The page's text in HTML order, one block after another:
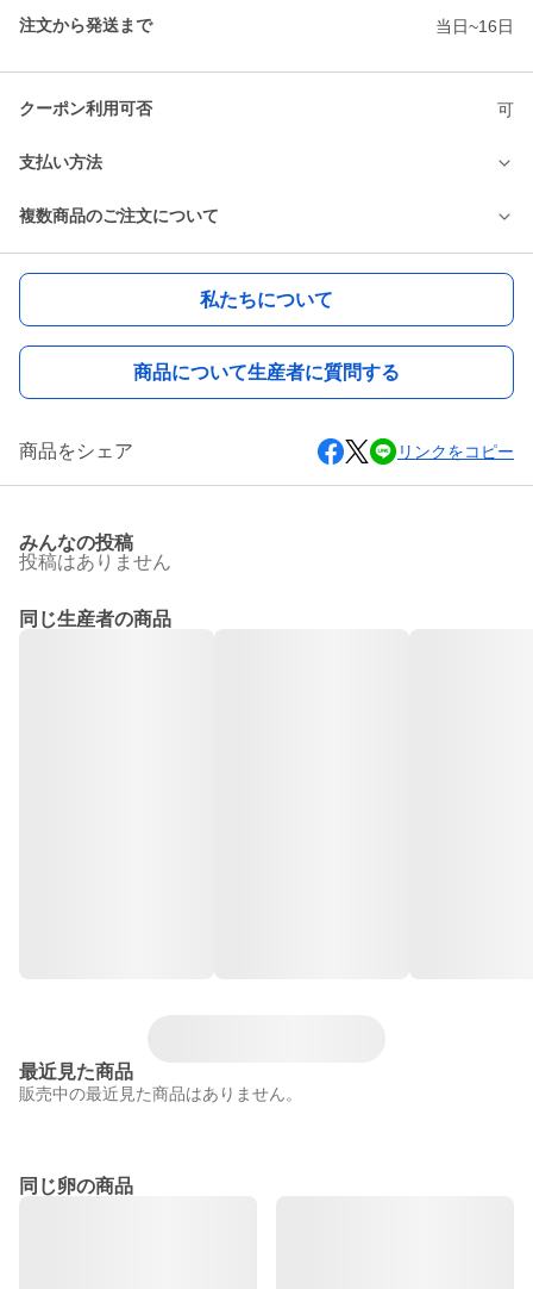
注文から発送まで 当日~16日
クーポン利用可否 可
支払い方法
複数商品のご注文について
私たちについて
商品について生産者に質問する
商品をシェア リンクをコピー
みんなの投稿
投稿はありません
同じ生産者の商品
最近見た商品
販売中の最近見た商品はありません。
同じ卵の商品